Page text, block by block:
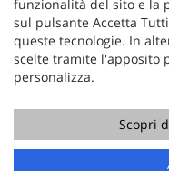
Copyright © 2026
riservati -Leggi
funzionalità del sito e la
sul pulsante Accetta
queste tecnologie. In
scelte tramite l'apposito
personalizza.
Scopri